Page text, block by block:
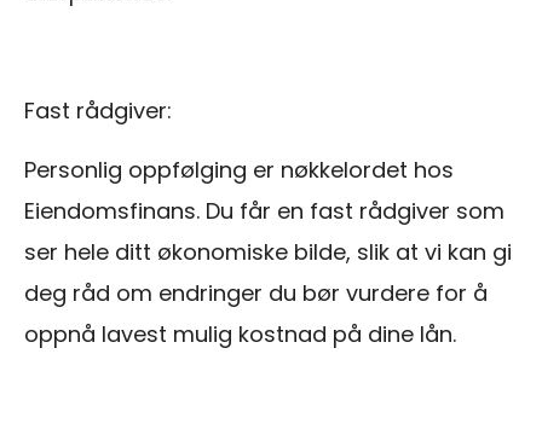
Fast rådgiver:
Personlig oppfølging er nøkkelordet hos
Eiendomsfinans. Du får en fast rådgiver som
ser hele ditt økonomiske bilde, slik at vi kan gi
deg råd om endringer du bør vurdere for å
oppnå lavest mulig kostnad på dine lån.